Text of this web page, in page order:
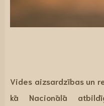
Vides aizsardzības un
kā Nacionālā